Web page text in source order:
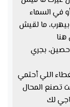
في السماء
ما لقيش
بجري
اللي أحتمي
تصنع المحال
لك